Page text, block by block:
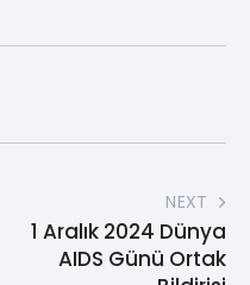
NEXT
1 Aralık 2024 Dünya
AIDS Günü Ortak